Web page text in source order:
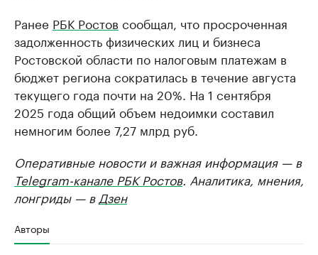
Ранее РБК Ростов сообщал, что просроченная
задолженность физических лиц и бизнеса
Ростовской области по налоговым платежам в
бюджет региона сократилась в течение августа
текущего года почти на 20%. На 1 сентября
2025 года общий объем недоимки составил
немногим более 7,27 млрд руб.
Оперативные новости и важная информация — в
Telegram-канале РБК Ростов. Аналитика, мнения,
лонгриды — в Дзен
Авторы